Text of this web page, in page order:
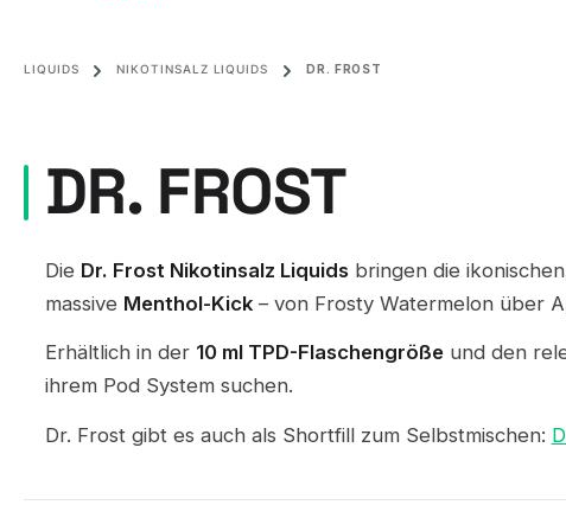
LIQUIDS NIKOTINSALZ LIQUIDS DR. FROST
DR. FROST
Die Dr. Frost Nikotinsalz Liquidsbringen die
massive Menthol-Kick– von Frosty Watermelon über
Erhältlich in der 10 ml TPD-Flaschengrößeund den
ihrem Pod System suchen.
Dr. Frost gibt es auch als Shortfill zum Selbstmischen: